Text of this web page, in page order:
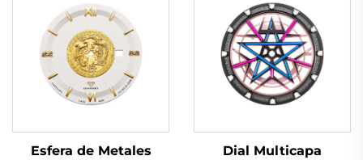
Esfera de Metales
Dial Multicapa